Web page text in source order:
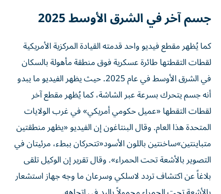
جسم آخر في الشرق الأوسط 2025
كما يُظهر مقطع فيديو واحد قدمته القيادة المركزية الأمريكية
لقطات التقطتها طائرة عسكرية فوق منطقة مأهولة بالسكان
في الشرق الأوسط في عام 2025. حيث يظهر الفيديو ما يبدو
أنه جسم يتحرك بسرعة عبر الشاشة، كما يُظهر مقطع آخر
لقطات التقطها «عميل حكومي أمريكي» في غرب الولايات
المتحدة هذا العام. وقال البنتاغون إن الفيديو «يظهر منطقتين
متباينتين»ساخنتين باللون الأسود«تتحركان ببطء، مرئيتان في
التصوير بالأشعة تحت الحمراء». وقال تقرير إن الوكيل تلقى
بلاغاً عن اكتشاف تردد لاسلكي وسرعان ما وجه جهاز استشعار